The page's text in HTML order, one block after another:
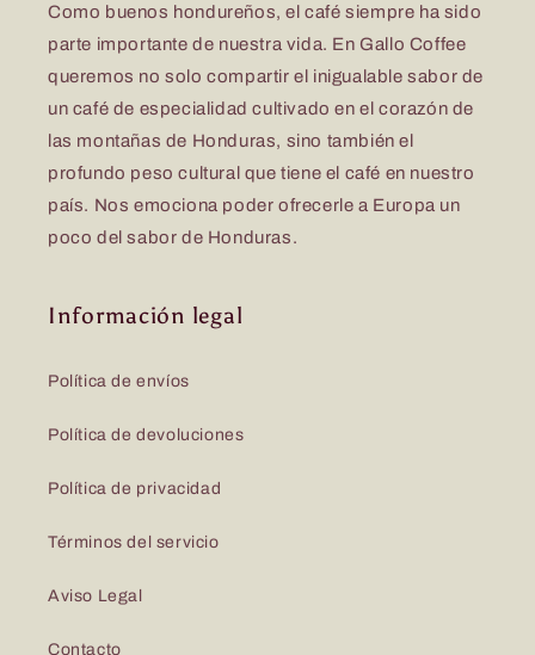
Como buenos hondureños, el café siempre ha sido
parte importante de nuestra vida. En Gallo Coffee
queremos no solo compartir el inigualable sabor de
un café de especialidad cultivado en el corazón de
las montañas de Honduras, sino también el
profundo peso cultural que tiene el café en nuestro
país. Nos emociona poder ofrecerle a Europa un
poco del sabor de Honduras.
Información legal
Política de envíos
Política de devoluciones
Política de privacidad
Términos del servicio
Aviso Legal
Contacto